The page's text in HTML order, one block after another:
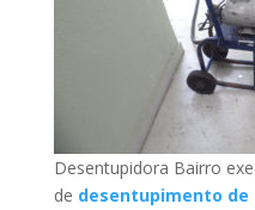
Desentupidora Bairro
de desentupimento de